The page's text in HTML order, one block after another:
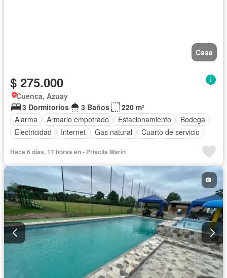
Casa
$ 275.000
Cuenca, Azuay
3 Dormitorios
3 Baños
220 m²
Alarma
Armario empotrado Estacionamiento
Bodega
Electricidad
Internet Gas natural
Cuarto de servicio
Parrilla
Solo familias Sin amoblar
Hace 6 días, 17 horas en - Priscila Marín